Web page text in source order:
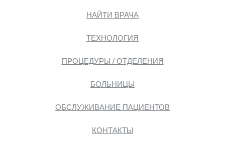
НАЙТИ ВРАЧА
ТЕХНОЛОГИЯ
ПРОЦЕДУРЫ / ОТДЕЛЕНИЯ
БОЛЬНИЦЫ
ОБСЛУЖИВАНИЕ ПАЦИЕНТОВ
КОНТАКТЫ